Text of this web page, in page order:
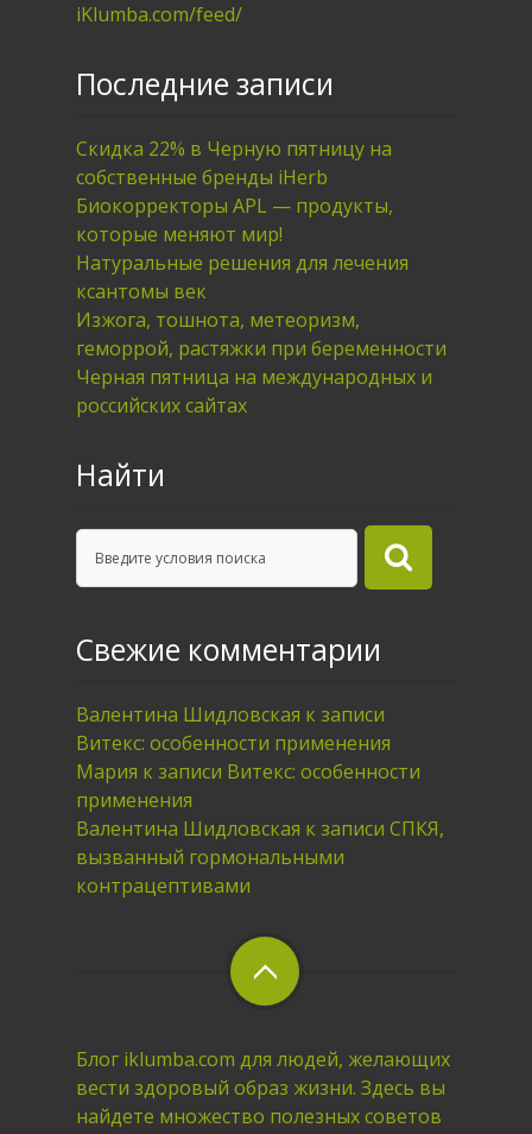
iKlumba.com/feed/
Последние записи
Скидка 22% в Черную пятницу на
собственные бренды iHerb
Биокорректоры APL — продукты,
которые меняют мир!
Натуральные решения для лечения
ксантомы век
Изжога, тошнота, метеоризм,
геморрой, растяжки при беременности
Черная пятница на международных и
российских сайтах
Найти
Свежие комментарии
Валентина Шидловская к записи
Витекс: особенности применения
Мария к записи Витекс: особенности
применения
Валентина Шидловская к записи СПКЯ,
вызванный гормональными
контрацептивами
Блог iklumba.com для людей, желающих
вести здоровый образ жизни. Здесь вы
найдете множество полезных советов